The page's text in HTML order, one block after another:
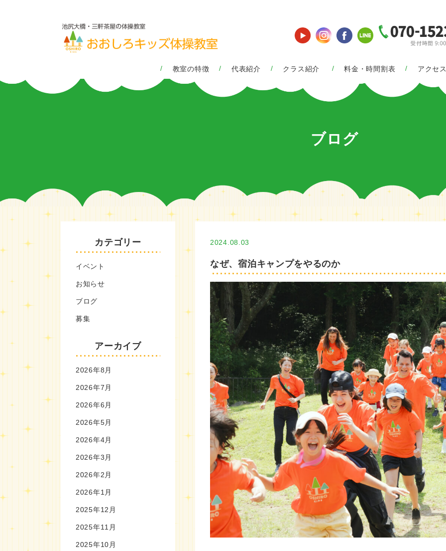
教室の特徴 代表紹介 クラス紹介 料金・時間割表 アクセ
ブログ
カテゴリー
イベント
お知らせ
ブログ
募集
アーカイブ
2026年8月
2026年7月
2026年6月
2026年5月
2026年4月
2026年3月
2026年2月
2026年1月
2025年12月
2025年11月
2025年10月
2024.08.03
なぜ、宿泊キャンプをやるのか